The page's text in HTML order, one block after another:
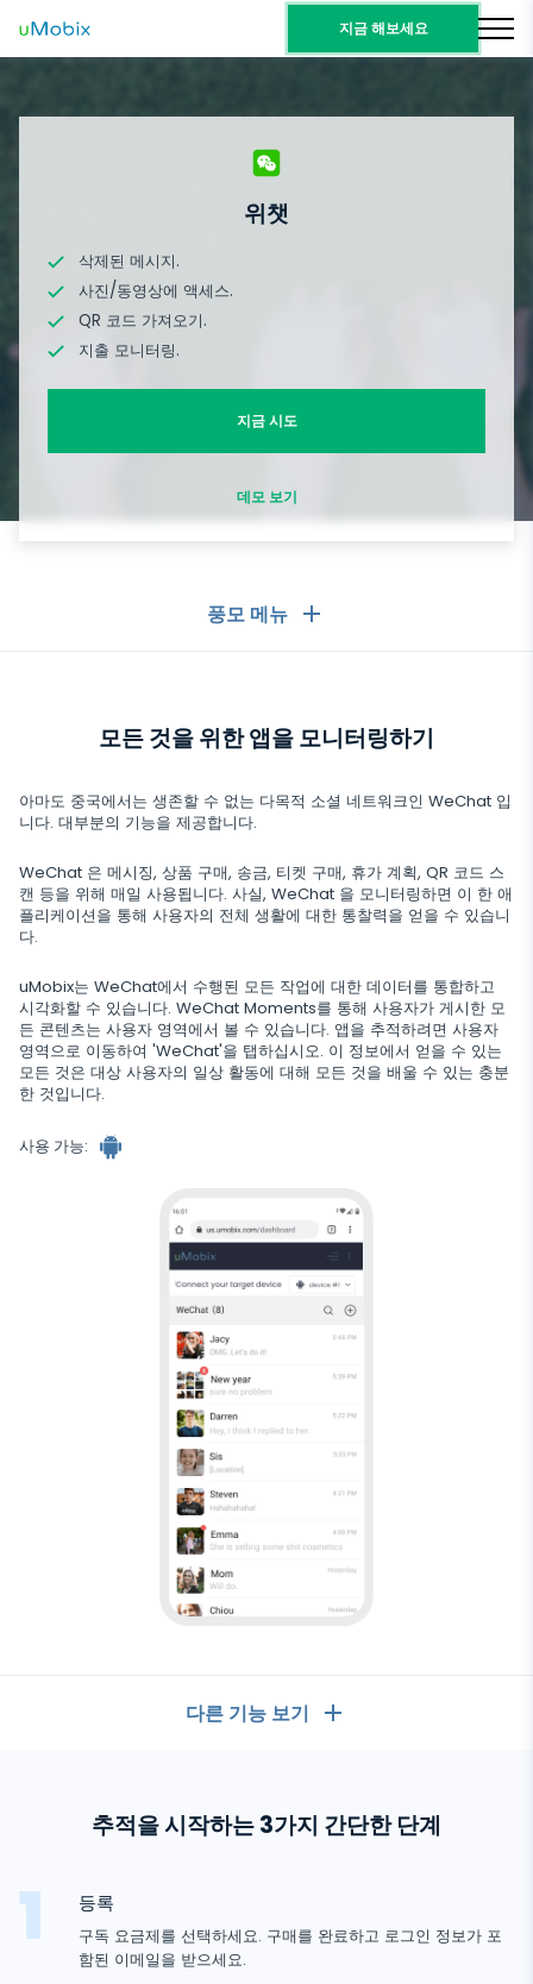
지금 해보세요
위챗
삭제된 메시지.
사진/동영상에 액세스.
QR 코드 가져오기.
지출 모니터링.
지금 시도
데모 보기
풍모 메뉴
문자 메시지
GPS 위치
키로거
알림
기기 정보
메시징 앱
Facebook Messenger
Zoom
Viber
Telegram
Wechat
Skype
소셜 미디어
소셜 미디어
Facebook
Snapchat
TikTok
미디어
사진 및 비디오 추적기
인터넷
브라우저 기록
닫기
모든 것을 위한 앱을 모니터링하기
아마도 중국에서는 생존할 수 없는 다목적 소셜 네트워크인 WeChat 입
니다. 대부분의 기능을 제공합니다.
WeChat 은 메시징, 상품 구매, 송금, 티켓 구매, 휴가 계획, QR 코드 스
캔 등을 위해 매일 사용됩니다. 사실, WeChat 을 모니터링하면 이 한 애
플리케이션을 통해 사용자의 전체 생활에 대한 통찰력을 얻을 수 있습니
다.
uMobix는 WeChat에서 수행된 모든 작업에 대한 데이터를 통합하고
시각화할 수 있습니다. WeChat Moments를 통해 사용자가 게시한 모
든 콘텐츠는 사용자 영역에서 볼 수 있습니다. 앱을 추적하려면 사용자
영역으로 이동하여 'WeChat'을 탭하십시오. 이 정보에서 얻을 수 있는
모든 것은 대상 사용자의 일상 활동에 대해 모든 것을 배울 수 있는 충분
한 것입니다.
사용 가능:
다른 기능 보기
통화 기록
문자 메시지
메시징 앱
WhatsApp
소셜 미디어
소셜 미디어
추적을 시작하는 3가지 간단한 단계
등록
구독 요금제를 선택하세요. 구매를 완료하고 로그인 정보가 포
함된 이메일을 받으세요.